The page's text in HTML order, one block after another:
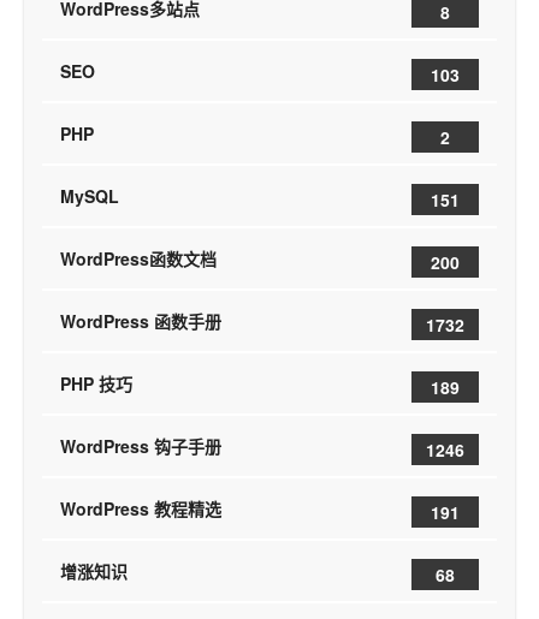
WordPress多站点 8
SEO 103
PHP 2
MySQL 151
WordPress函数文档 200
WordPress 函数手册 1732
PHP 技巧 189
WordPress 钩子手册 1246
WordPress 教程精选 191
增涨知识 68